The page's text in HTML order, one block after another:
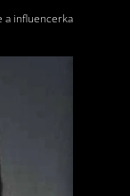
a influencerka